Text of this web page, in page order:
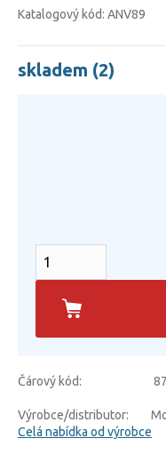
Katalogový kód: ANV89
skladem (2)
Čárový kód:
Výrobce/distributor:
Celá nabídka od výrobce